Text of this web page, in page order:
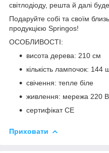
світлодіоду, решта й далі
Подаруйте собі та своїм
продукцією Springos!
ОСОБЛИВОСТІ:
висота дерева: 210 см
кількість лампочок: 144
свічення: тепле біле
живлення: мережа 220 В
сертифікат CE
Приховати